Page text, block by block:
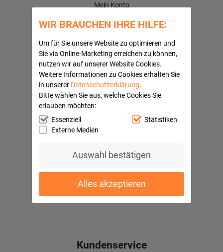
WIR BRAUCHEN IHRE HILFE:
Um für Sie unsere Website zu optimieren und
Sie via Online-Marketing erreichen zu können,
nutzen wir auf unserer Website Cookies.
Weitere Informationen zu Cookies erhalten Sie
in unserer Datenschutzerklärung.
Bitte wählen Sie aus, welche Cookies Sie
erlauben möchten:
Essenziell
Statistiken
Externe Medien
Auswahl bestätigen
Alles akzeptieren
Mein Konto
Häufige Fragen
Kundenbewertungen
Quick Navi:
Partnerprogramme
AGB
Datenschutz
Widerrufsbelehrung
Barrierefreiheitserklärung
Ihre Vorteile
Gute Bewertungen
Kundenservice